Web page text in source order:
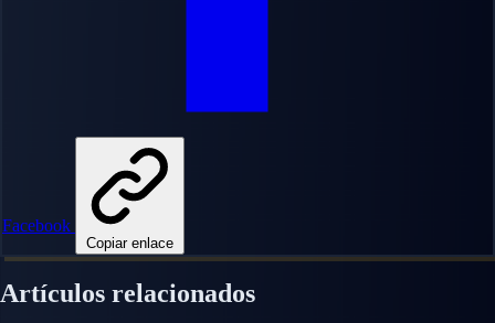
Facebook
Copiar enlace
Artículos relacionados